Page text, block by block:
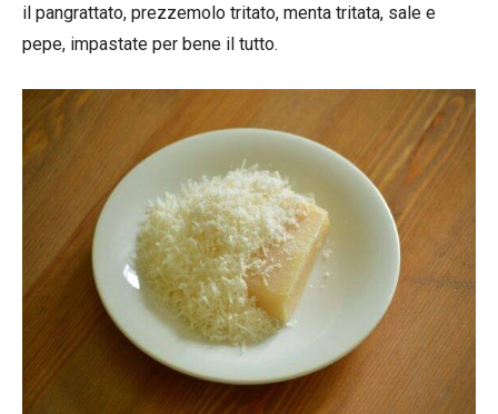
il pangrattato, prezzemolo tritato, menta tritata, sale e
pepe, impastate per bene il tutto.